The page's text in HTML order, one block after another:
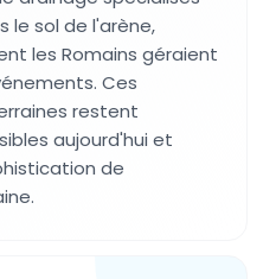
le sol de l'arène,
les Romains géraient
Ces
restent
aujourd'hui et
de